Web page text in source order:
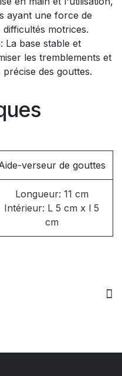
ayant une force de
motrices.
: La base stable et
les tremblements et
des gouttes.
verseur de gouttes
Longueur: 11 cm
Intérieur: L 5 cm x l 5
cm